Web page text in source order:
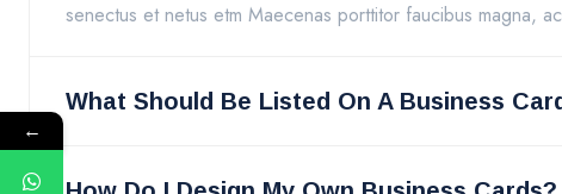
senectus et netus etm Maecenas porttitor faucibus magna,
What Should Be Listed On A Business
←